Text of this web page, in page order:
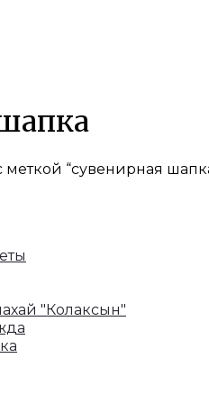
меткой “сувенирная
"Колаксын"